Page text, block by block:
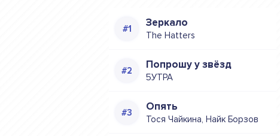
Зеркало
The Hatters
Попрошу у звёзд
5УТРА
Опять
Тося Чайкина, Найк Борзов